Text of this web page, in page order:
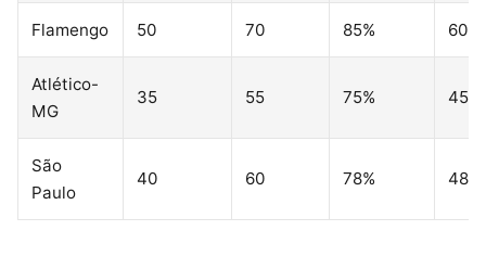
Flamengo 50 70 85% 60
Atlético-
MG
35 55 75% 45
São
Paulo
40 60 78% 48